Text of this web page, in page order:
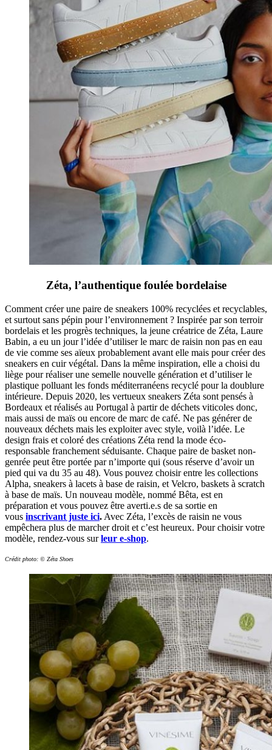
Zéta, l’authentique foulée bordelaise
Comment créer une paire de sneakers 100% recyclées et recyclables,
et surtout sans pépin pour l’environnement ? Inspirée par son terroir
bordelais et les progrès techniques, la jeune créatrice de Zéta, Laure
Babin, a eu un jour l’idée d’utiliser le marc de raisin non pas en eau
de vie comme ses aïeux probablement avant elle mais pour créer des
sneakers en cuir végétal. Dans la même inspiration, elle a choisi du
liège pour réaliser une semelle nouvelle génération et d’utiliser le
plastique polluant les fonds méditerranéens recyclé pour la doublure
intérieure. Depuis 2020, les vertueux sneakers Zéta sont pensés à
Bordeaux et réalisés au Portugal à partir de déchets viticoles donc,
mais aussi de maïs ou encore de marc de café. Ne pas générer de
nouveaux déchets mais les exploiter avec style, voilà l’idée. Le
design frais et coloré des créations Zéta rend la mode éco-
responsable franchement séduisante. Chaque paire de basket non-
genrée peut être portée par n’importe qui (sous réserve d’avoir un
pied qui va du 35 au 48). Vous pouvez choisir entre les collections
Alpha, sneakers à lacets à base de raisin, et Velcro, baskets à scratch
à base de maïs. Un nouveau modèle, nommé Bêta, est en
préparation et vous pouvez être averti.e.s de sa sortie en
vous inscrivant juste ici. Avec Zéta, l’excès de raisin ne vous
empêchera plus de marcher droit et c’est heureux. Pour choisir votre
modèle, rendez-vous surleur e-shop.
Crédit photo: © Zéta Shoes